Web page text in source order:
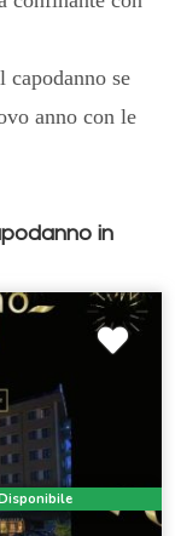
se
anno con le
in